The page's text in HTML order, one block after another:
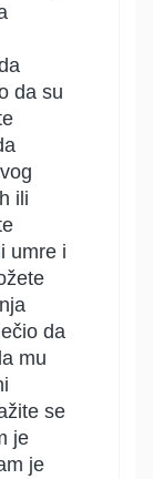
da su
ili
umre i
da
mu
se
je
je